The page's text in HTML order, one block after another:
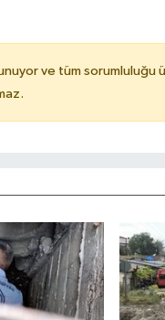
ve tüm sorumluluğu